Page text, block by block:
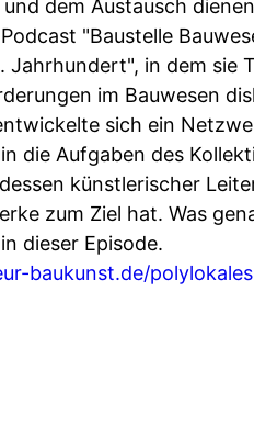
dem Austausch
"Baustelle
in dem sie
im Bauwesen
sich ein
die Aufgaben des
künstlerischer
zum Ziel hat. Was
dieser Episode.
baukunst.de/